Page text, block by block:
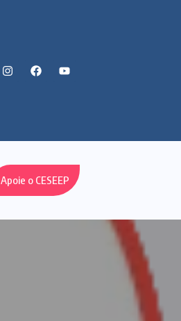
Apoie o CESEEP